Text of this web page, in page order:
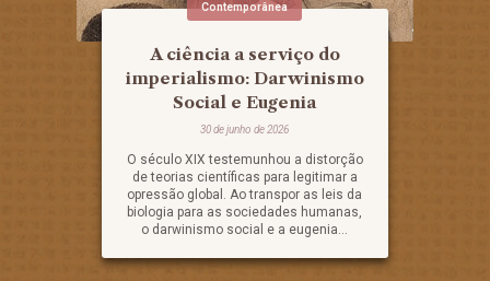
Contemporânea
A ciência a serviço do
imperialismo: Darwinismo
Social e Eugenia
30 de junho de 2026
O século XIX testemunhou a distorção
de teorias científicas para legitimar a
opressão global. Ao transpor as leis da
biologia para as sociedades humanas,
o darwinismo social e a eugenia...